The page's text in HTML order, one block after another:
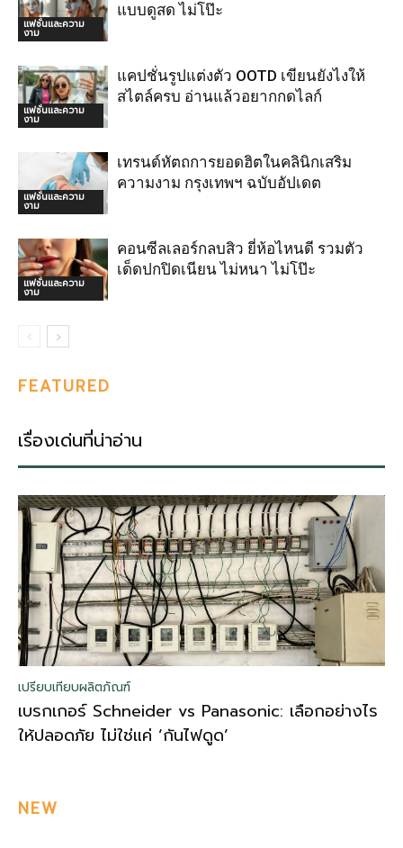
แฟชั่นและความ
งาม
แบบดูสด ไม่โป๊ะ
แฟชั่นและความ
งาม
แคปชั่นรูปแต่งตัว OOTD เขียนยังไงให้
สไตล์ครบ อ่านแล้วอยากกดไลก์
แฟชั่นและความ
งาม
เทรนด์หัตถการยอดฮิตในคลินิกเสริม
ความงาม กรุงเทพฯ ฉบับอัปเดต
แฟชั่นและความ
งาม
คอนซีลเลอร์กลบสิว ยี่ห้อไหนดี รวมตัว
เด็ดปกปิดเนียน ไม่หนา ไม่โป๊ะ
FEATURED
เรื่องเด่นที่น่าอ่าน
เปรียบเทียบผลิตภัณฑ์
เบรกเกอร์ Schneider vs Panasonic: เลือกอย่างไร
ให้ปลอดภัย ไม่ใช่แค่ ‘กันไฟดูด’
NEW